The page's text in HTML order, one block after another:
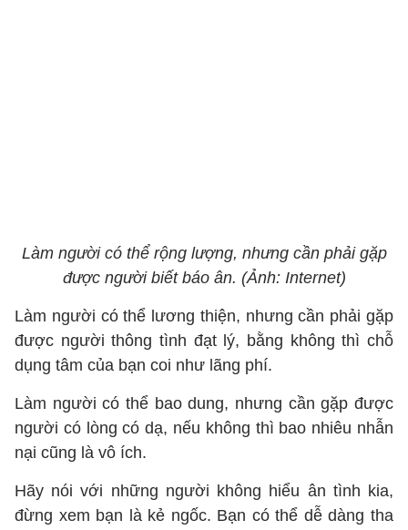
Làm người có thể rộng lượng, nhưng cần phải gặp
được người biết báo ân. (Ảnh: Internet)
Làm người có thể lương thiện, nhưng cần phải gặp
được người thông tình đạt lý, bằng không thì chỗ
dụng tâm của bạn coi như lãng phí.
Làm người có thể bao dung, nhưng cần gặp được
người có lòng có dạ, nếu không thì bao nhiêu nhẫn
nại cũng là vô ích.
Hãy nói với những người không hiểu ân tình kia,
đừng xem bạn là kẻ ngốc. Bạn có thể dễ dàng tha